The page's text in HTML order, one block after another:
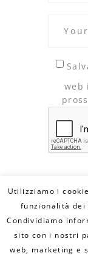
web
© Copyright
Utilizziamo i
funzionalità
Condividiamo
sito con i nostri
web, marketing e